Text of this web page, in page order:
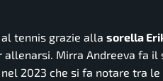
al tennis grazie alla sorella
Mirra Andreeva fa il
2023 che si fa notare tra le